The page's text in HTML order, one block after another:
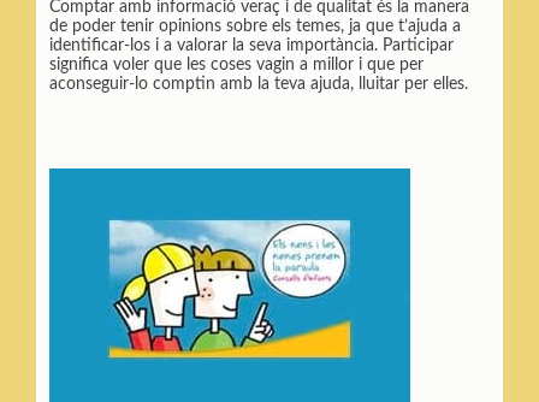
Comptar amb informació veraç i de qualitat és la manera
de poder tenir opinions sobre els temes, ja que t’ajuda a
identificar-los i a valorar la seva importància. Participar
significa voler que les coses vagin a millor i que per
aconseguir-lo comptin amb la teva ajuda, lluitar per elles.